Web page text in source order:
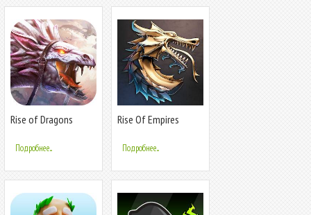
Rise of Dragons
Подробнее...
Rise Of Empires
Подробнее...